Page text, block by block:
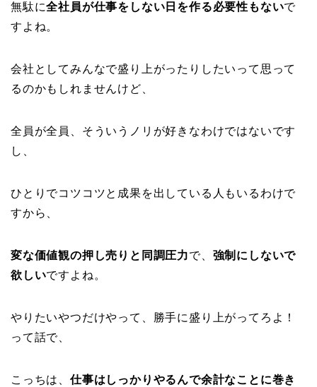
無駄に全社員が仕事をしない日を作る必要性もないで
すよね。
会社としてみんなで盛り上がったりしたいって思って
るのかもしれませんけど、
全員が全員、そういうノリが好きなわけではないです
し、
ひとりでコツコツと成果を出している人もいるわけで
すから、
変な価値観の押し売りと同調圧力で、 強制にしないで
欲しいですよね。
やりたいやつだけやって、勝手に盛り上がってろよ！
って話で、
こっちは、 仕事はしっかりやるんで余計なことに巻き